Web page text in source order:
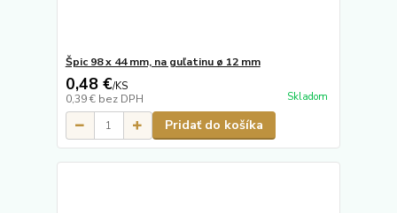
Špic 98 x 44 mm, na guľatinu ø 12 mm
0,48 €/KS
0,39 € bez DPH Skladom
Pridať do košíka